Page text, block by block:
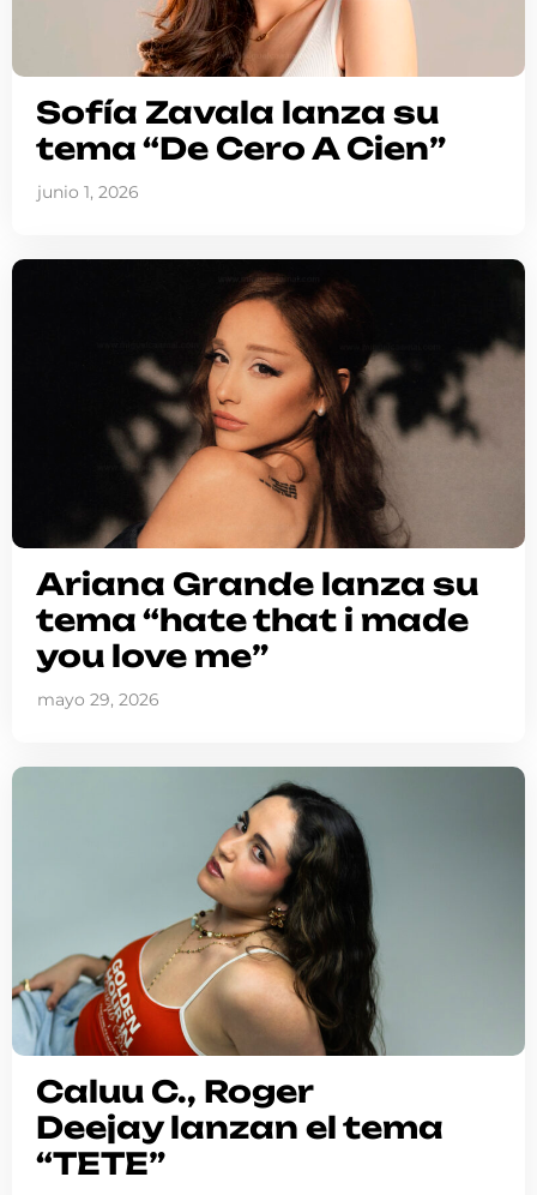
Sofía Zavala lanza su
tema “De Cero A Cien”
junio 1, 2026
Ariana Grande lanza su
tema “hate that i made
you love me”
mayo 29, 2026
Caluu C., Roger
Deejay lanzan el tema
“TETE”